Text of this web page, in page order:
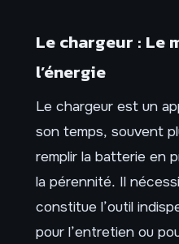
Le chargeur : Le
l’énergie
Le chargeur est un
son temps, souvent
remplir la batterie en
la pérennité. Il
constitue l’outil
pour l’entretien ou